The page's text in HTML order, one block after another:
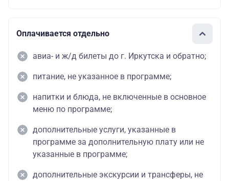
Оплачивается отдельно
авиа- и ж/д билеты до г. Иркутска и обратно;
питание, не указанное в программе;
напитки и блюда, не включенные в основное
меню по программе;
дополнительные услуги, указанные в
программе за дополнительную плату или не
указанные в программе;
дополнительные экскурсии и трансферы, не